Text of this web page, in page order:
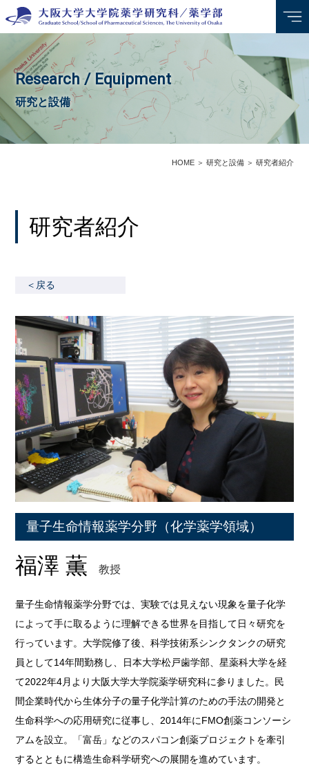
Research / Equipment
研究と設備
HOME＞ 研究と設備＞ 研究者紹介
研究者紹介
＜戻る
量子生命情報薬学分野（化学薬学領域）
福澤 薫 教授
量子生命情報薬学分野では、実験では見えない現象を量子化学
によって手に取るように理解できる世界を目指して日々研究を
行っています。大学院修了後、科学技術系シンクタンクの研究
員として14年間勤務し、日本大学松戸歯学部、星薬科大学を経
て2022年4月より大阪大学大学院薬学研究科に参りました。民
間企業時代から生体分子の量子化学計算のための手法の開発と
生命科学への応用研究に従事し、2014年にFMO創薬コンソーシ
アムを設立。「富岳」などのスパコン創薬プロジェクトを牽引
するとともに構造生命科学研究への展開を進めています。